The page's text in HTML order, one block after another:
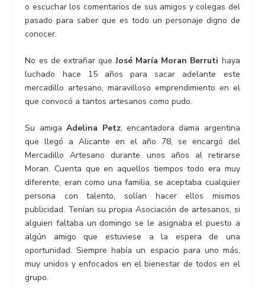
o escuchar los comentarios de sus amigos y colegas del
pasado para saber que es todo un personaje digno de
conocer.
No es de extrañar queJosé María Moran Berruti haya
luchado hace 15 años para sacar adelante este
mercadillo artesano, maravilloso emprendimiento en el
que convocó a tantos artesanos como pudo.
Su amigaAdelina Petz, encantadora dama argentina
que llegó a Alicante en el año 78, se encargó del
Mercadillo Artesano durante unos años al retirarse
Moran. Cuenta que en aquellos tiempos todo era muy
diferente, eran como una familia, se aceptaba cualquier
persona con talento, solían hacer ellos mismos
publicidad. Tenían su propia Asociación de artesanos, si
alguien faltaba un domingo se le asignaba el puesto a
algún amigo que estuviese a la espera de una
oportunidad. Siempre había un espacio para uno más,
muy unidos y enfocados en el bienestar de todos en el
grupo.